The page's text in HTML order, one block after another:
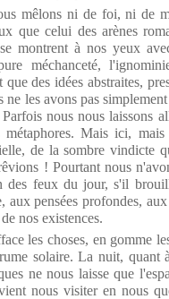
mêlons ni de foi, ni de
que celui des arènes
montrent à nos yeux
méchanceté,
des idées abstraites,
les avons pas
nous nous laissons
Mais ici,
de la sombre vindicte
! Pourtant nous
des feux du jour, s'il
aux pensées profondes,
nos existences.
les choses, en gomme
solaire. La nuit, quant
ne nous laisse que
nous visiter en nous